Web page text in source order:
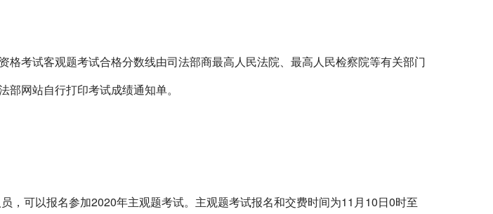
格考试客观题考试合格分数线由司法部商最高人民法院、最高人民检察院等有关部门
网站自行打印考试成绩通知单。
，可以报名参加2020年主观题考试。主观题考试报名和交费时间为11 月10日0时至